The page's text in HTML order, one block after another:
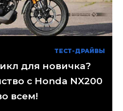
ТЕСТ-ДРАЙВЫ
для новичка?
с Honda NX200
всем!